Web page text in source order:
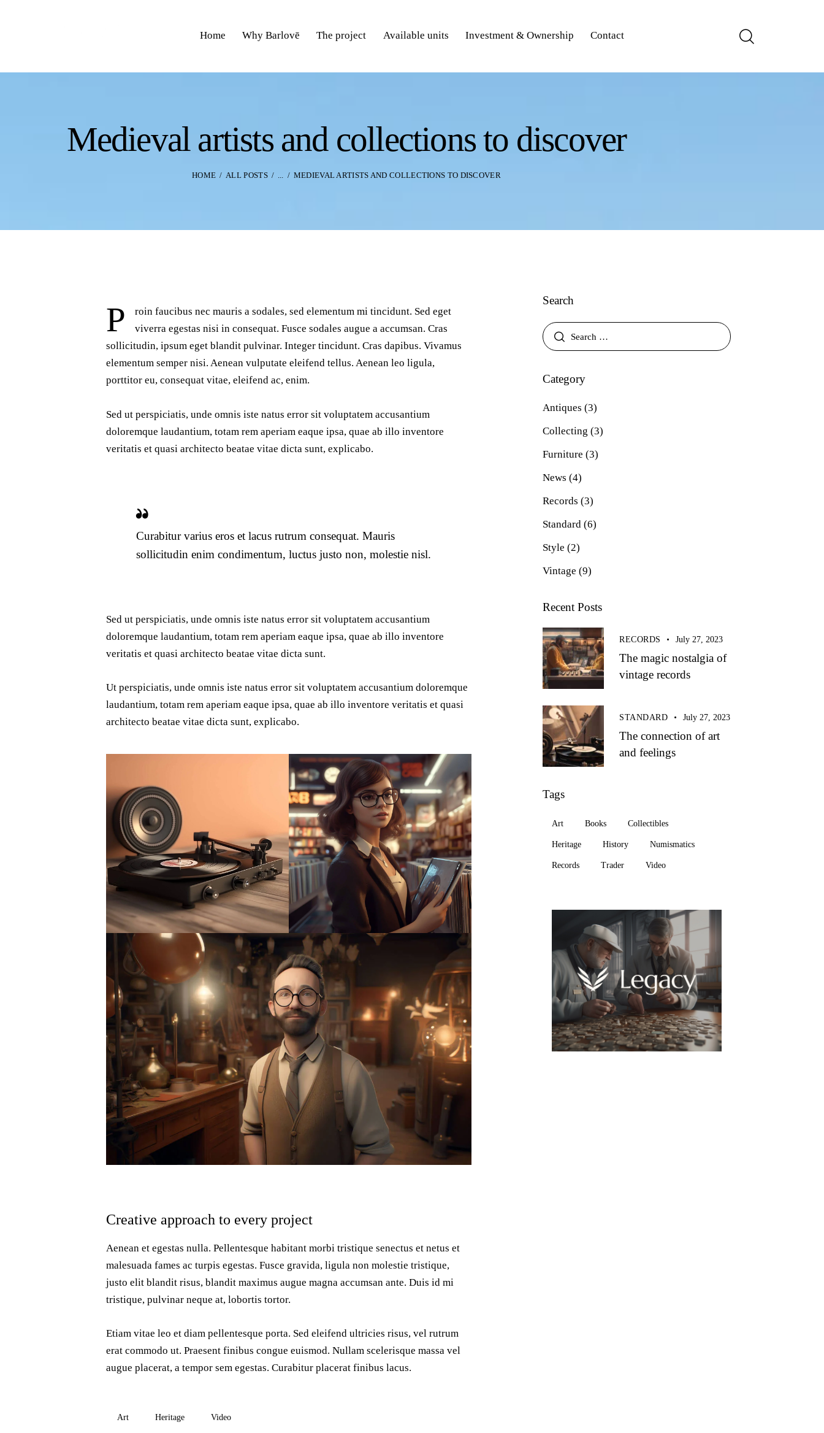
Home Why Barlovē The project Available units Investment & Ownership Contact
Medieval artists and collections to discover
HOME ALL POSTS ... MEDIEVAL ARTISTS AND COLLECTIONS TO DISCOVER
P
roin faucibus nec mauris a sodales, sed elementum mi tincidunt. Sed eget
viverra egestas nisi in consequat. Fusce sodales augue a accumsan. Cras
sollicitudin, ipsum eget blandit pulvinar. Integer tincidunt. Cras dapibus. Vivamus
elementum semper nisi. Aenean vulputate eleifend tellus. Aenean leo ligula,
porttitor eu, consequat vitae, eleifend ac, enim.
Sed ut perspiciatis, unde omnis iste natus error sit voluptatem accusantium
doloremque laudantium, totam rem aperiam eaque ipsa, quae ab illo inventore
veritatis et quasi architecto beatae vitae dicta sunt, explicabo.
Curabitur varius eros et lacus rutrum consequat. Mauris
sollicitudin enim condimentum, luctus justo non, molestie nisl.
Sed ut perspiciatis, unde omnis iste natus error sit voluptatem accusantium
doloremque laudantium, totam rem aperiam eaque ipsa, quae ab illo inventore
veritatis et quasi architecto beatae vitae dicta sunt.
Ut perspiciatis, unde omnis iste natus error sit voluptatem accusantium doloremque
laudantium, totam rem aperiam eaque ipsa, quae ab illo inventore veritatis et quasi
architecto beatae vitae dicta sunt, explicabo.
Creative approach to every project
Aenean et egestas nulla. Pellentesque habitant morbi tristique senectus et netus et
malesuada fames ac turpis egestas. Fusce gravida, ligula non molestie tristique,
justo elit blandit risus, blandit maximus augue magna accumsan ante. Duis id mi
tristique, pulvinar neque at, lobortis tortor.
Etiam vitae leo et diam pellentesque porta. Sed eleifend ultricies risus, vel rutrum
erat commodo ut. Praesent finibus congue euismod. Nullam scelerisque massa vel
augue placerat, a tempor sem egestas. Curabitur placerat finibus lacus.
Art Heritage Video
Search
Category
Antiques (3)
Collecting (3)
Furniture (3)
News (4)
Records (3)
Standard (6)
Style (2)
Vintage (9)
Recent Posts
RECORDS July 27, 2023
The magic nostalgia of
vintage records
STANDARD July 27, 2023
The connection of art
and feelings
Tags
Art Books Collectibles
Heritage History Numismatics
Records Trader Video